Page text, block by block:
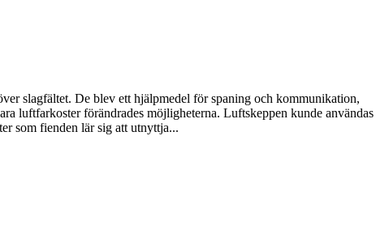
slagfältet. De blev ett hjälpmedel för spaning och kommunikation,
luftfarkoster förändrades möjligheterna. Luftskeppen kunde användas
som fienden lär sig att utnyttja...